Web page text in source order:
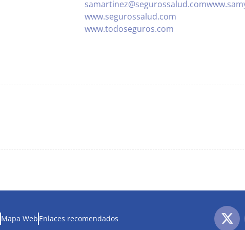
samartinez@segurossalud.com
www.segurossalud.com
www.todoseguros.com
Mapa Web Enlaces recomendados